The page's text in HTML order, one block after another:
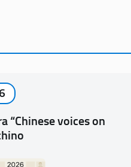
“Chinese voices on